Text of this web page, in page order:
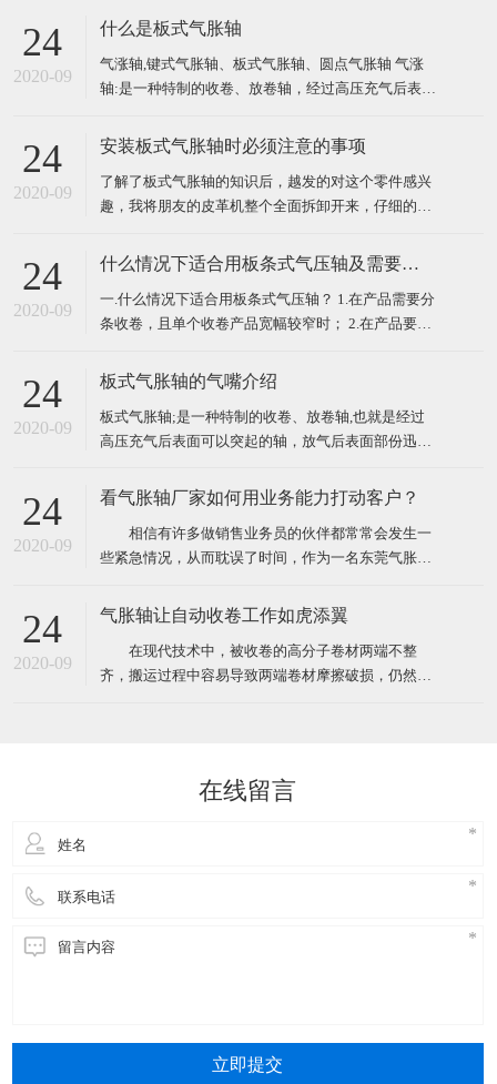
24
2020-09
什么是板式气胀轴
气涨轴,键式气胀轴、板式气胀轴、圆点气胀轴 气涨
轴:是一种特制的收卷、放卷轴，经过高压充气后表面
胀轴、气压轴、膨胀轴、胀气轴、气胀辊、充气轴、
需用户自备气源，空气压力控制在 6-8kg 范围内，需
锁
24
2020-09
安装板式气胀轴时必须注意的事项
了解了板式气胀轴的知识后，越发的对这个零件感兴
趣，我将朋友的皮革机整个全面拆卸开来，仔细的观
个时候发现怎么安装都安装不上，于是又开始拿起说
注意事项，我们来一起了解一下！ ​ 一、了解板式气
胀轴装
24
2020-09
什么情况下适合用板条式气压轴及需要注意的问题
一.什么情况下适合用板条式气压轴？ 1.在产品需要分
条收卷，且单个收卷产品宽幅较窄时； 2.在产品要求
筒壁厚较薄或质量不佳易变形时。 ​ 二.在用使板条式
压持续充足；
24
2020-09
板式气胀轴的气嘴介绍
板式气胀轴;是一种特制的收卷、放卷轴,也就是经过
高压充气后表面可以突起的轴，放气后表面部份迅速
呢，下面将具体讲解。 简单来讲，气嘴就是板式气胀
充气及放气的功能，因为板式气胀轴在工作过程中需
要经常需要
24
2020-09
看气胀轴厂家如何用业务能力打动客户？
相信有许多做销售业务员的伙伴都常常会发生一
些紧急情况，从而耽误了时间，作为一名东莞气胀轴
形象，不管遇到什么样的突发状况，都要学会管理时
是一家日本公司在中国办事处的销售助理，有一天她
接到了来自总公
24
2020-09
气胀轴让自动收卷工作如虎添翼
在现代技术中，被收卷的高分子卷材两端不整
齐，搬运过程中容易导致两端卷材摩擦破损，仍然是
进行工作。本实用新型提供了
在线留言
立即提交